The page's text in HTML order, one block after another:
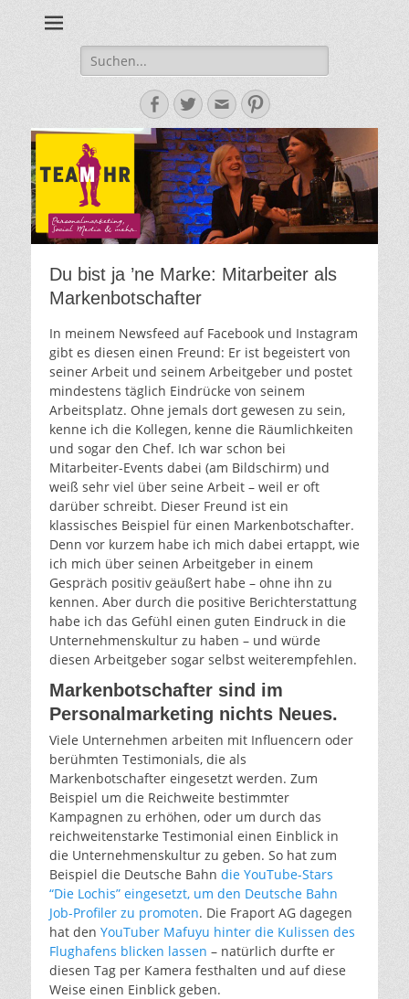
Blog
Suche
nach:
Facebook
Twitter
E-
Mail-
Adresse
Pinterest
Du bist ja ’ne Marke: Mitarbeiter als
Markenbotschafter
In meinem Newsfeed auf Facebook und Instagram
gibt es diesen einen Freund: Er ist begeistert von
seiner Arbeit und seinem Arbeitgeber und postet
mindestens täglich Eindrücke von seinem
Arbeitsplatz. Ohne jemals dort gewesen zu sein,
kenne ich die Kollegen, kenne die Räumlichkeiten
und sogar den Chef. Ich war schon bei
Mitarbeiter-Events dabei (am Bildschirm) und
weiß sehr viel über seine Arbeit – weil er oft
darüber schreibt. Dieser Freund ist ein
klassisches Beispiel für einen Markenbotschafter.
Denn vor kurzem habe ich mich dabei ertappt, wie
ich mich über seinen Arbeitgeber in einem
Gespräch positiv geäußert habe – ohne ihn zu
kennen. Aber durch die positive Berichterstattung
habe ich das Gefühl einen guten Eindruck in die
Unternehmenskultur zu haben – und würde
diesen Arbeitgeber sogar selbst weiterempfehlen.
Markenbotschafter sind im
Personalmarketing nichts Neues.
Viele Unternehmen arbeiten mit Influencern oder
berühmten Testimonials, die als
Markenbotschafter eingesetzt werden. Zum
Beispiel um die Reichweite bestimmter
Kampagnen zu erhöhen, oder um durch das
reichweitenstarke Testimonial einen Einblick in
die Unternehmenskultur zu geben. So hat zum
Beispiel die Deutsche Bahn die YouTube-Stars
“Die Lochis” eingesetzt, um den Deutsche Bahn
Job-Profiler zu promoten. Die Fraport AG dagegen
hat den YouTuber Mafuyu hinter die Kulissen des
Flughafens blicken lassen – natürlich durfte er
diesen Tag per Kamera festhalten und auf diese
Weise einen Einblick geben.